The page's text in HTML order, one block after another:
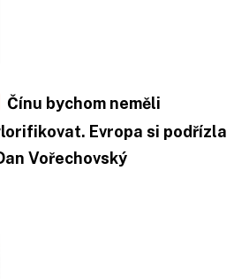
Čínu bychom neměli
Evropa si podřízla
Vořechovský